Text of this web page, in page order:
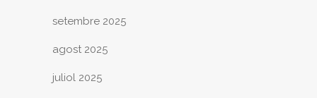
setembre 2025
agost 2025
juliol 2025